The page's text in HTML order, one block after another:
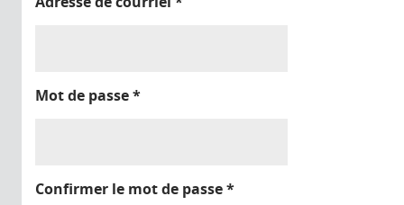
Mot de passe*
Confirmer le mot de passe*